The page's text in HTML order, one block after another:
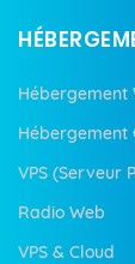
Hébergement
Hébergement
VPS (Serveur
Radio Web
VPS & Cloud